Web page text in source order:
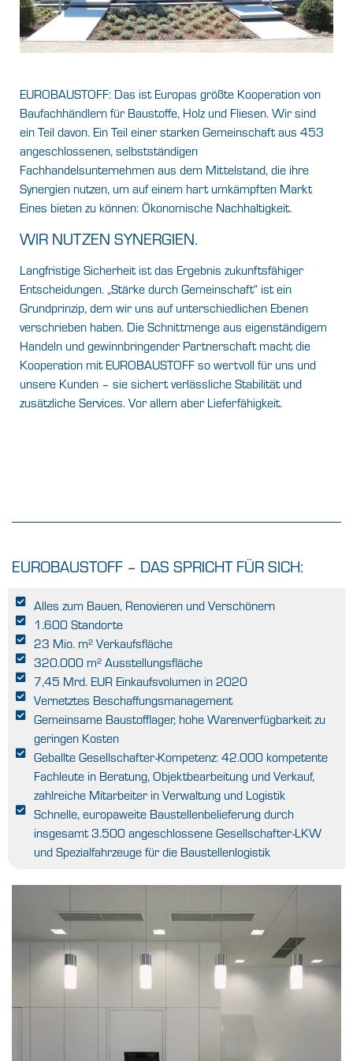
EUROBAUSTOFF: Das ist Europas größte Kooperation von
Baufachhändlern für Baustoffe, Holz und Fliesen. Wir sind
ein Teil davon. Ein Teil einer starken Gemeinschaft aus 453
angeschlossenen, selbstständigen
Fachhandelsunternehmen aus dem Mittelstand, die ihre
Synergien nutzen, um auf einem hart umkämpften Markt
Eines bieten zu können: Ökonomische Nachhaltigkeit.
WIR NUTZEN SYNERGIEN.
Langfristige Sicherheit ist das Ergebnis zukunftsfähiger
Entscheidungen. „Stärke durch Gemeinschaft“ ist ein
Grundprinzip, dem wir uns auf unterschiedlichen Ebenen
verschrieben haben. Die Schnittmenge aus eigenständigem
Handeln und gewinnbringender Partnerschaft macht die
Kooperation mit EUROBAUSTOFF so wertvoll für uns und
unsere Kunden – sie sichert verlässliche Stabilität und
zusätzliche Services. Vor allem aber Lieferfähigkeit.
EUROBAUSTOFF – DAS SPRICHT FÜR SICH:
Alles zum Bauen, Renovieren und Verschönern
1.600 Standorte
23 Mio. m² Verkaufsfläche
320.000 m² Ausstellungsfläche
7,45 Mrd. EUR Einkaufsvolumen in 2020
Vernetztes Beschaffungsmanagement
Gemeinsame Baustofflager, hohe Warenverfügbarkeit zu
geringen Kosten
Geballte Gesellschafter-Kompetenz: 42.000 kompetente
Fachleute in Beratung, Objektbearbeitung und Verkauf,
zahlreiche Mitarbeiter in Verwaltung und Logistik
Schnelle, europaweite Baustellenbelieferung durch
insgesamt 3.500 angeschlossene Gesellschafter-LKW
und Spezialfahrzeuge für die Baustellenlogistik